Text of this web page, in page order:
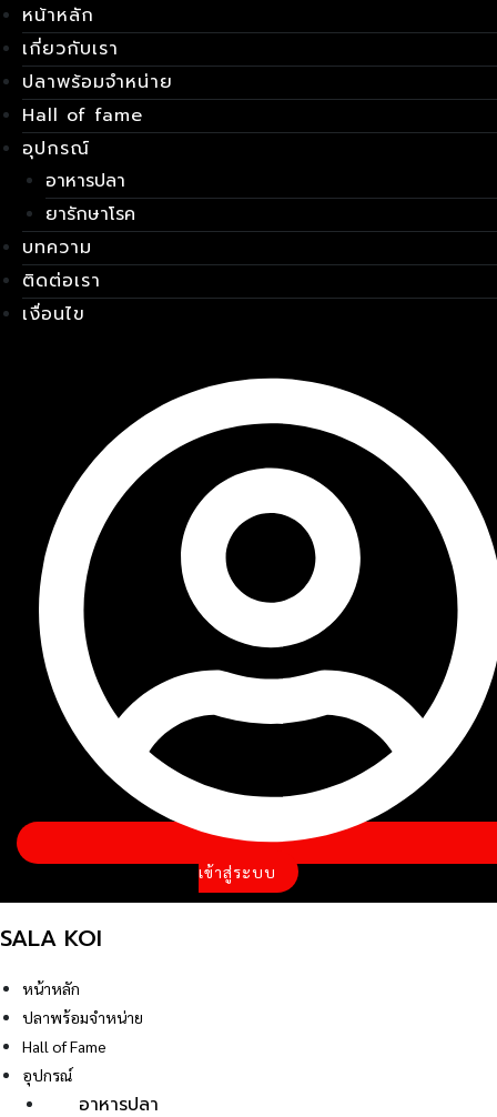
Skip
to
content
หน้าหลัก
เกี่ยวกับเรา
ปลาพร้อมจำหน่าย
Hall of fame
อุปกรณ์
อาหารปลา
ยารักษาโรค
บทความ
ติดต่อเรา
เงื่อนไข
เข้าสู่ระบบ
SALA KOI
หน้าหลัก
ปลาพร้อมจำหน่าย
Hall of Fame
อุปกรณ์
อาหารปลา
เมนู